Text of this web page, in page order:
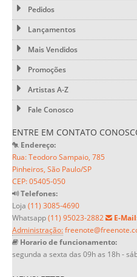
Pedidos
Lançamentos
Mais Vendidos
Promoções
Artistas A-Z
Fale Conosco
ENTRE EM CONTATO
Endereço:
Rua: Teodoro Sampaio, 785
Pinheiros, São Paulo/SP
CEP: 05405-050
Telefones:
Loja (11) 3085-4690
Whatsapp(11) 95023-2882
E-
Administração:
Horario de funcionamento:
segunda a sexta das 09h as 18h -